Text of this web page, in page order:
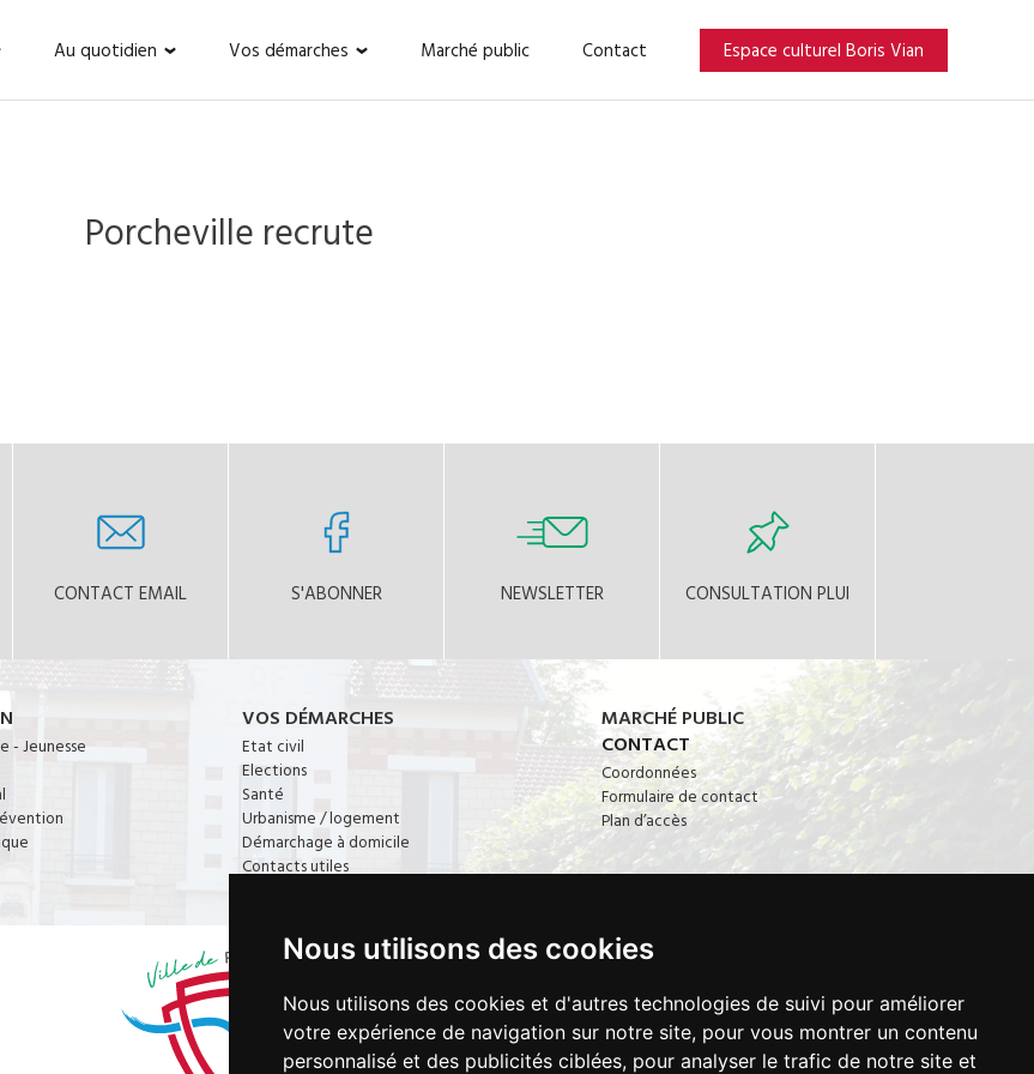
Nous utilisons des cookies
Nous utilisons des cookies et d'autres technologies de suivi pour améliorer
votre expérience de navigation sur notre site, pour vous montrer un contenu
personnalisé et des publicités ciblées, pour analyser le trafic de notre site et
Au quotidien Vos démarches Marché public Contact Espace culturel Boris Vian
Porcheville recrute
CONTACT EMAIL S'ABONNER NEWSLETTER CONSULTATION PLUI
- Jeunesse
VOS DÉMARCHES
Etat civil
Elections
Santé
Urbanisme / logement
Démarchage à domicile
Contacts utiles
MARCHÉ PUBLIC
CONTACT
Coordonnées
Formulaire de contact
Plan d’accès
Lundi à vendredi
9h00 - 12h15 | 13h30 - 17h30